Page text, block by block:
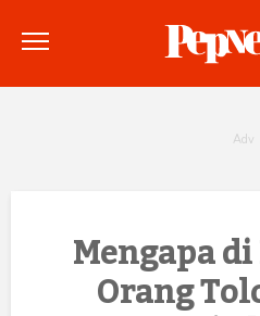
Politik
Konstitusi
Mengapa
Orang